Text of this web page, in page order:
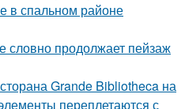
в спальном районе
словно продолжает пейзаж
Grande Bibliotheca на
переплетаются с